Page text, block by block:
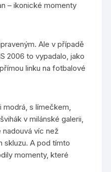
– ikonické momenty
Ale v případě
2006 to vypadalo, jako
linku na fotbalové
modrá, s límečkem,
v milánské galerii,
víc než
skluzu. A pod tímto
momenty, které